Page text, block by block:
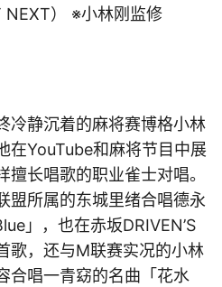
） ※小林刚监修
冷静沉着的麻将赛博格小林
在YouTube和麻将节目中展
长唱歌的职业雀士对唱。
盟所属的东城里绪合唱德永
」，也在赤坂DRIVEN’S
歌，还与M联赛实况的小林
合唱一青窈的名曲「花水